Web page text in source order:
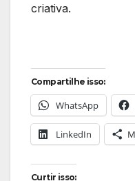
criativa.
Compartilhe isso:
WhatsApp
LinkedIn
Curtir isso: